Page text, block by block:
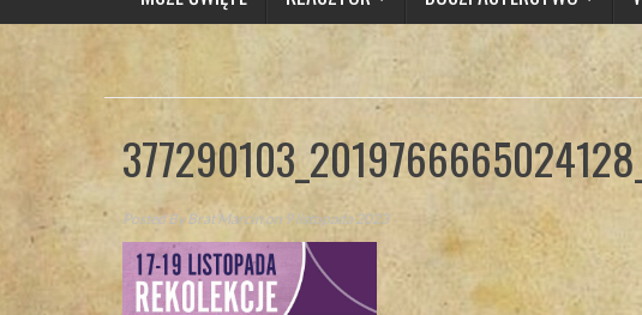
Posted ByBrat Marcin on 9 listopada 2023